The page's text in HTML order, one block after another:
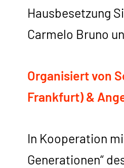
Hausbesetzung
Carmelo Bruno
Organisiert von
Frankfurt) &
In Kooperation
Generationen“